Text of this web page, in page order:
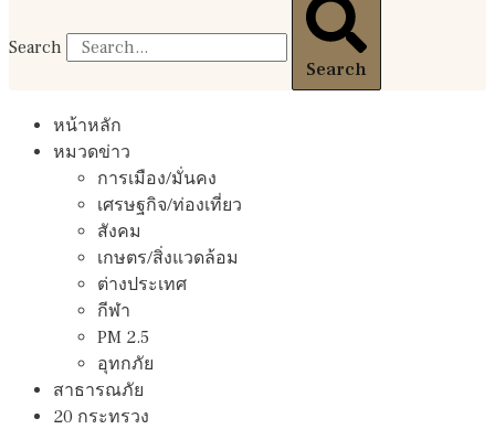
Search
Search
หน้าหลัก
หมวดข่าว
การเมือง/มั่นคง
เศรษฐกิจ/ท่องเที่ยว
สังคม
เกษตร/สิ่งแวดล้อม
ต่างประเทศ
กีฬา
PM 2.5
อุทกภัย
สาธารณภัย
20 กระทรวง